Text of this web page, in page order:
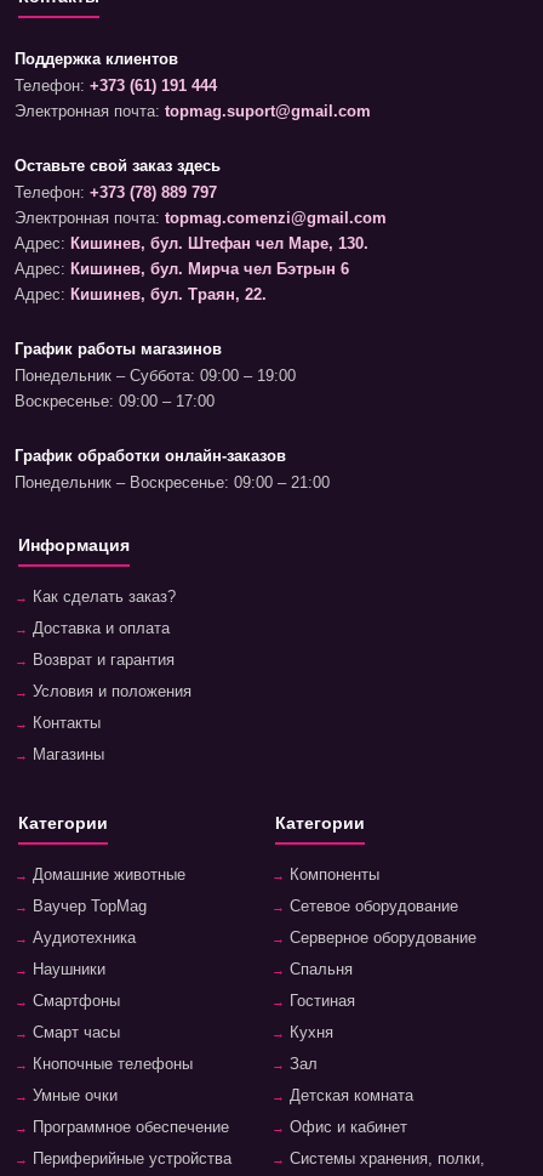
Поддержка клиентов
Телефон: +373 (61) 191 444
Электронная почта: topmag.suport@gmail.com
Оставьте свой заказ здесь
Телефон: +373 (78) 889 797
Электронная почта: topmag.comenzi@gmail.com
Адрес: Кишинев, бул. Штефан чел Маре, 130.
Адрес: Кишинев, бул. Мирча чел Бэтрын 6
Адрес: Кишинев, бул. Траян, 22.
График работы магазинов
Понедельник – Суббота: 09:00 – 19:00
Воскресенье: 09:00 – 17:00
График обработки онлайн-заказов
Понедельник – Воскресенье: 09:00 – 21:00
Информация
Как сделать заказ?
Доставка и оплата
Возврат и гарантия
Условия и положения
Контакты
Магазины
Категории
Домашние животные
Ваучер TopMag
Аудиотехника
Наушники
Смартфоны
Смарт часы
Кнопочные телефоны
Умные очки
Программное обеспечение
Периферийные устройства
Категории
Компоненты
Сетевое оборудование
Серверное оборудование
Спальня
Гостиная
Кухня
Зал
Детская комната
Офис и кабинет
Системы хранения, полки,